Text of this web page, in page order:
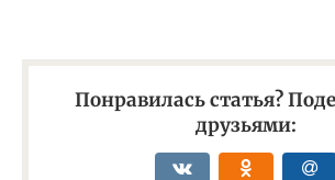
Понравилась статья?
друзьями: